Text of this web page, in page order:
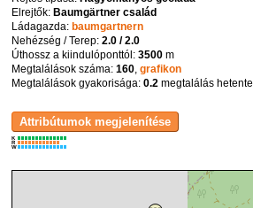
Elrejtők: Baumgärtner család
Ládagazda: baumgartnern
Nehézség / Terep:2.0 / 2.0
Úthossz a kiindulóponttól:3500 m
Megtalálások száma:160,grafikon
Megtalálások gyakorisága:0.2 megtalálás hetente
K
R
W